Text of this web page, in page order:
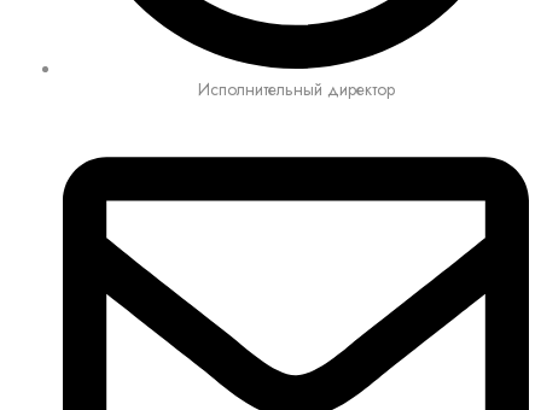
Исполнительный директор